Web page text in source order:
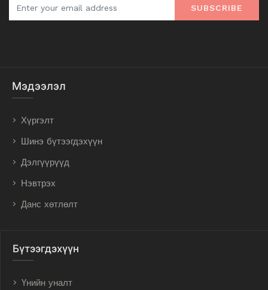
SUBSCRIBE
Мэдээлэл
Хүргэлт
Шинэ бүтээгдэхүүн
Дэлгүүрүүд
Нэвтрэх
Данс хөтлөлт
Бүтээгдэхүүн
Үнийн уналт